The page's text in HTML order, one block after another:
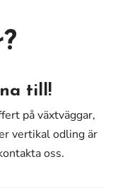
till!
på växtväggar,
vertikal odling är
oss.